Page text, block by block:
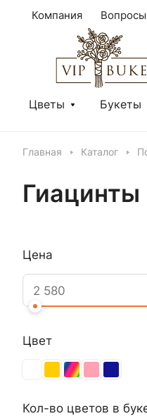
Компания
Цветы Букеты
Главная Каталог
Гиацинты
Цена
Цвет
Кол-во цветов в